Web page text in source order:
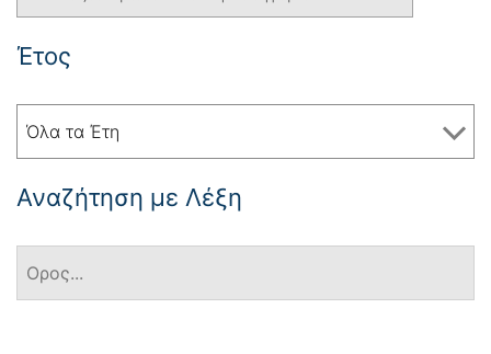
Έτος
Όλα τα Έτη
Αναζήτηση με Λέξη